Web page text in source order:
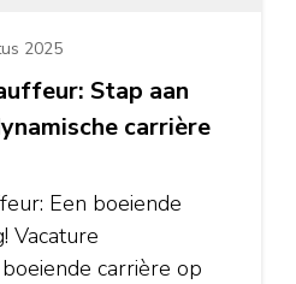
2025
Stap aan
carrière
Een boeiende
Vacature
carrière op